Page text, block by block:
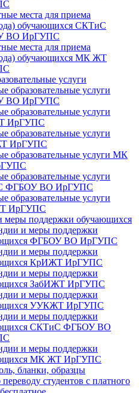
места для приема
обучающихся СКТиС
ВО ИрГУПС
места для приема
обучающихся МК ЖТ
услуги
образовательные услуги
ВО ИрГУПС
образовательные услуги
ИрГУПС
образовательные услуги
ИрГУПС
образовательные услуги МК
образовательные услуги
ФГБОУ ВО ИрГУПС
образовательные услуги
ИрГУПС
меры поддержки обучающихся
и меры поддержки
ФГБОУ ВО ИрГУПС
и меры поддержки
КрИЖТ ИрГУПС
и меры поддержки
ЗабИЖТ ИрГУПС
и меры поддержки
УУКЖТ ИрГУПС
и меры поддержки
СКТиС ФГБОУ ВО
и меры поддержки
МК ЖТ ИрГУПС
бланки, образцы
студентов с платного